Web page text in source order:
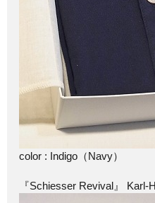
color : Indigo（Navy）
『Schiesser Revival』